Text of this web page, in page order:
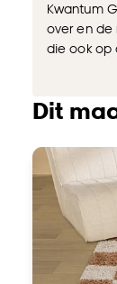
Kwantum
over en de
die ook op
Dit